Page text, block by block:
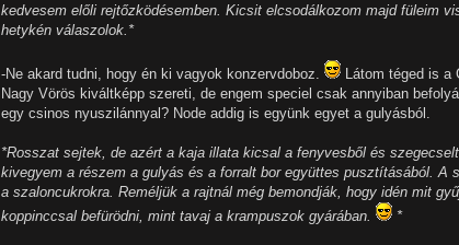
kedvesem előli rejtőzködésemben. Kicsit elcsodálkozom majd füleim
hetykén válaszolok.*
-Ne akard tudni, hogy én ki vagyok konzervdoboz. Látom téged is a
Nagy Vörös kiváltképp szereti, de engem speciel csak annyiban
egy csinos nyuszilánnyal? Node addig is együnk egyet a gulyásból.
*Rosszat sejtek, de azért a kaja illata kicsal a fenyvesből és
kivegyem a részem a gulyás és a forralt bor együttes pusztításából. A
a szaloncukrokra. Reméljük a rajtnál még bemondják, hogy idén mit
koppinccsal befürödni, mint tavaj a krampuszok gyárában.
*